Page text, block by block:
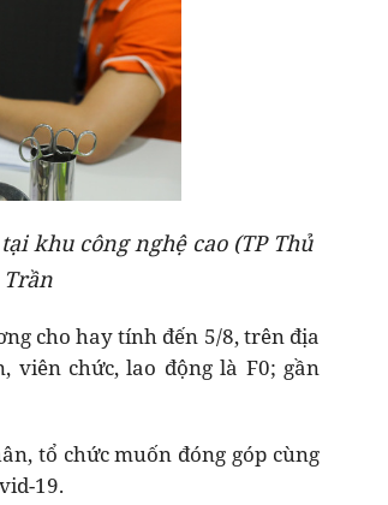
khu công nghệ cao (TP Thủ
cho hay tính đến 5/8, trên địa
viên chức, lao động là F0; gần
tổ chức muốn đóng góp cùng
19.